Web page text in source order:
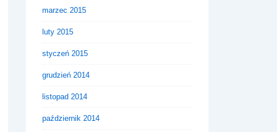
marzec 2015
luty 2015
styczeń 2015
grudzień 2014
listopad 2014
październik 2014